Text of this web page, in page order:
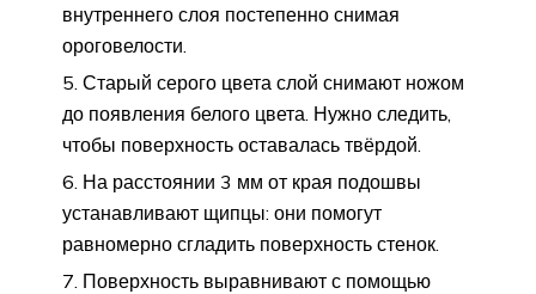
внутреннего слоя постепенно снимая
ороговелости.
Старый серого цвета слой снимают ножом
до появления белого цвета. Нужно следить,
чтобы поверхность оставалась твёрдой.
На расстоянии 3 мм от края подошвы
устанавливают щипцы: они помогут
равномерно сгладить поверхность стенок.
Поверхность выравнивают с помощью